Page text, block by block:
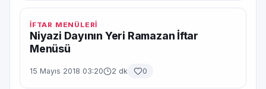
İFTAR MENÜLERİ
Niyazi Dayının Yeri Ramazan İftar
Menüsü
15 Mayıs 2018 03:20 2 dk 0